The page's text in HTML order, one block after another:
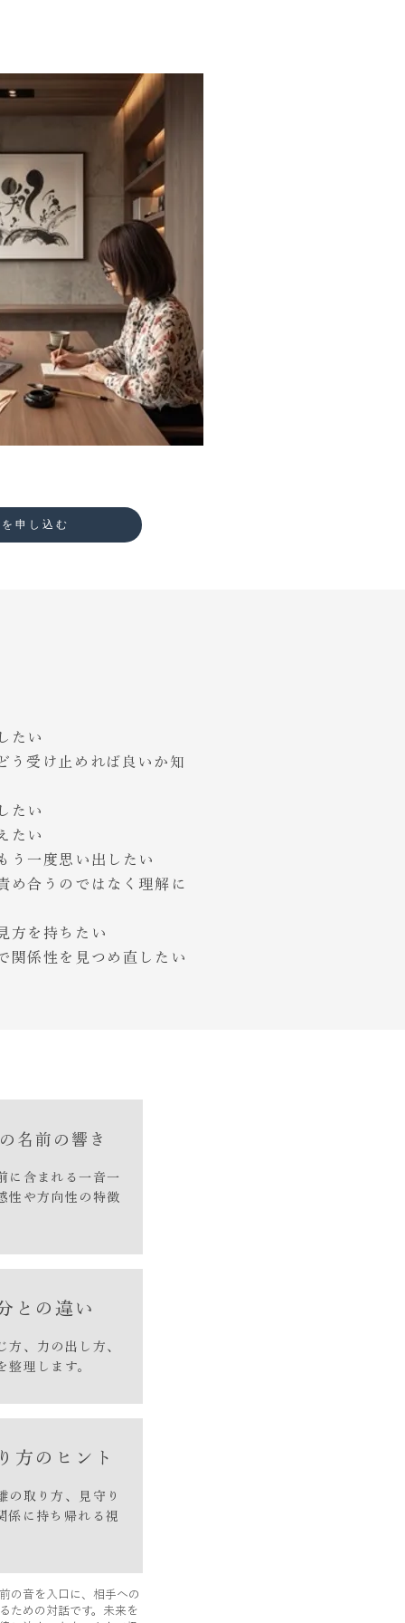
申し込む
たい
う受け止めれば良いか知
たい
たい
う一度思い出したい
め合うのではなく理解に
方を持ちたい
関係性を見つめ直したい
名前の響き
に含まれる一音一
性や方向性の特徴
との違い
方、力の出し方、
整理します。​
方のヒント
の取り方、見守り
係に持ち帰れる視
の音を入口に、相手への
ための対話です。未来を